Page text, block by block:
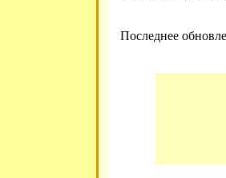
Последнее